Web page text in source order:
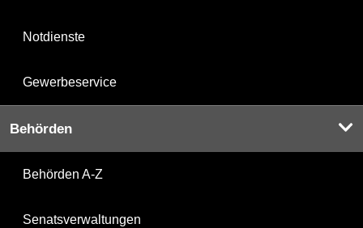
Notdienste
Gewerbeservice
Behörden
Behörden A-Z
Senatsverwaltungen